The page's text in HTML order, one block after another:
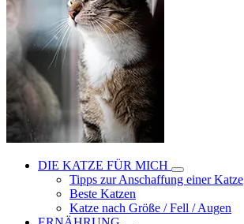
DIE KATZE FÜR MICH
Tipps zur Anschaffung einer Katze
Beste Katzen
Katze nach Größe / Fell / Augen